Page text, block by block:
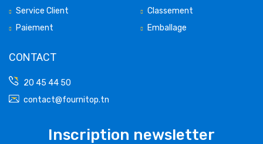
Service Client
Paiement
Classement
Emballage
CONTACT
20 45 44 50
contact@fournitop.tn
Inscription newsletter